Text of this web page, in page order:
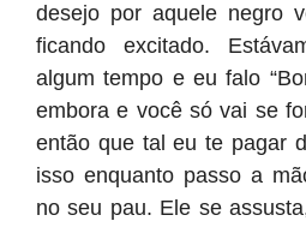
desejo por aquele negro
ficando excitado.
algum tempo e eu falo
embora e você só vai se
então que tal eu te pagar
isso enquanto passo a
no seu pau. Ele se